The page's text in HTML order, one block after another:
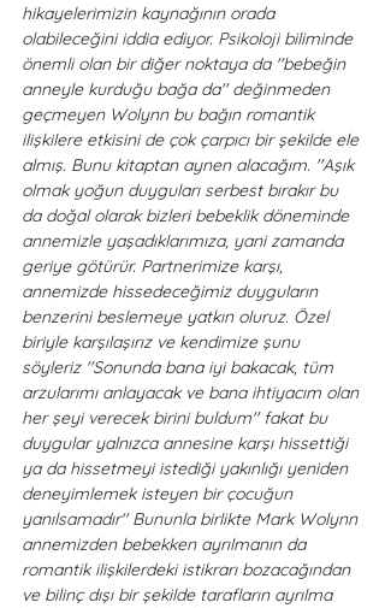
hikayelerimizin kaynağının orada
olabileceğini iddia ediyor. Psikoloji biliminde
önemli olan bir diğer noktaya da ''bebeğin
anneyle kurduğu bağa da'' değinmeden
geçmeyen Wolynn bu bağın romantik
ilişkilere etkisini de çok çarpıcı bir şekilde ele
almış. Bunu kitaptan aynen alacağım. ''Aşık
olmak yoğun duyguları serbest bırakır bu
da doğal olarak bizleri bebeklik döneminde
annemizle yaşadıklarımıza, yani zamanda
geriye götürür. Partnerimize karşı,
annemizde hissedeceğimiz duyguların
benzerini beslemeye yatkın oluruz. Özel
biriyle karşılaşırız ve kendimize şunu
söyleriz ''Sonunda bana iyi bakacak, tüm
arzularımı anlayacak ve bana ihtiyacım olan
her şeyi verecek birini buldum'' fakat bu
duygular yalnızca annesine karşı hissettiği
ya da hissetmeyi istediği yakınlığı yeniden
deneyimlemek isteyen bir çocuğun
yanılsamadır'' Bununla birlikte Mark Wolynn
annemizden bebekken ayrılmanın da
romantik ilişkilerdeki istikrarı bozacağından
ve bilinç dışı bir şekilde tarafların ayrılma